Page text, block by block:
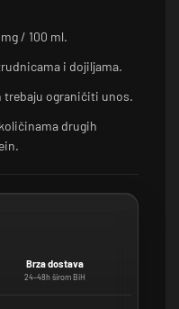
/ 100 ml.
i dojiljama.
trebaju ograničiti unos.
drugih
Brza dostava
24–48h širom BiH